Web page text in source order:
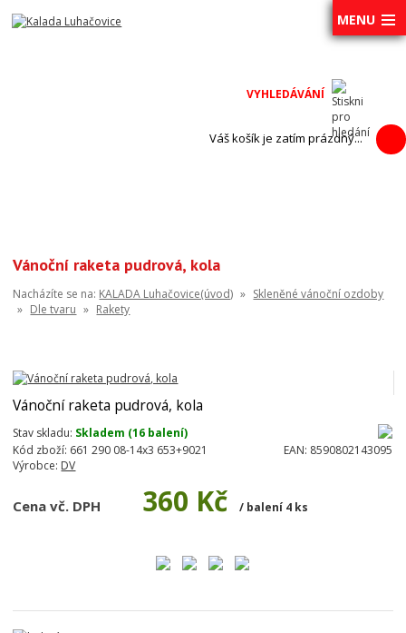
MENU
Váš košík je zatím prázdný...
Vánoční raketa pudrová, kola
Nacházíte se na: KALADA Luhačovice(úvod) » Skleněné vánoční ozdoby
» Dle tvaru » Rakety
Vánoční raketa pudrová, kola
Stav skladu: Skladem (16 balení)
Kód zboží: 661 290 08-14x3 653+9021 EAN: 8590802143095
Výrobce: DV
Cena vč. DPH 360 Kč / balení 4 ks